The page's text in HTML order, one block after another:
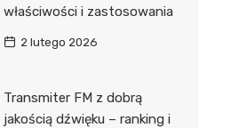
właściwości i zastosowania
2 lutego 2026
Transmiter FM z dobrą
jakością dźwięku – ranking i